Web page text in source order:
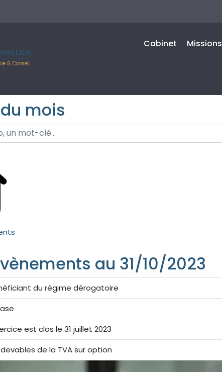
Cabinet Missions
mois
au 31/10/2023
du régime dérogatoire
est clos le 31 juillet 2023
de la TVA sur option